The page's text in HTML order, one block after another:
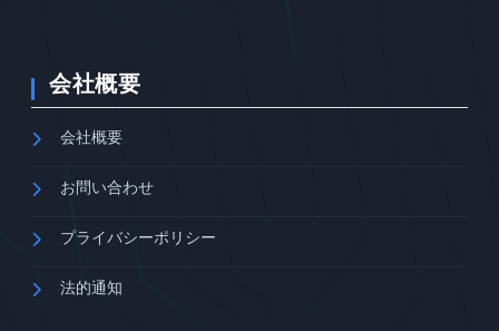
会社概要
会社概要
お問い合わせ
プライバシーポリシー
法的通知